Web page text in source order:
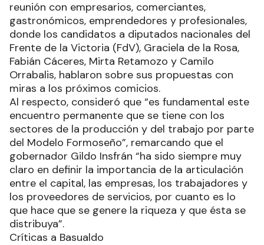
reunión con empresarios, comerciantes,
gastronómicos, emprendedores y profesionales,
donde los candidatos a diputados nacionales del
Frente de la Victoria (FdV), Graciela de la Rosa,
Fabián Cáceres, Mirta Retamozo y Camilo
Orrabalis, hablaron sobre sus propuestas con
miras a los próximos comicios.
Al respecto, consideró que “es fundamental este
encuentro permanente que se tiene con los
sectores de la producción y del trabajo por parte
del Modelo Formoseño”, remarcando que el
gobernador Gildo Insfrán “ha sido siempre muy
claro en definir la importancia de la articulación
entre el capital, las empresas, los trabajadores y
los proveedores de servicios, por cuanto es lo
que hace que se genere la riqueza y que ésta se
distribuya”.
Críticas a Basualdo